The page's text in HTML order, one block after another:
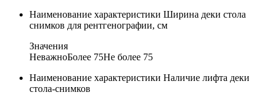
Наименование характеристики Ширина деки стола
снимков для рентгенографии, см
Значения
НеважноБолее 75Не более 75
Наименование характеристики Наличие лифта деки
стола-снимков